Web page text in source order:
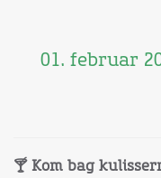
01. februar
🍸 Kom bag